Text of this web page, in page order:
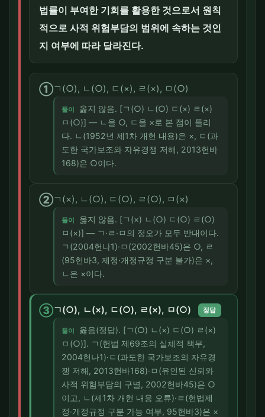
법률이 부여한 기회를 활용한 것으로서 원칙
적으로 사적 위험부담의 범위에 속하는 것인
지 여부에 따라 달라진다.
①ㄱ(○), ㄴ(○), ㄷ(×), ㄹ(×), ㅁ(○)
풀이
옳지 않음. [ㄱ(○) ㄴ(○) ㄷ(×) ㄹ(×)
ㅁ(○)] — ㄴ을 ○, ㄷ을 ×로 본 점이 틀리
다. ㄴ(1952년 제1차 개헌 내용)은 ×, ㄷ(과
도한 국가보조와 자유경쟁 저해, 2013헌바
168)은 ○이다.
②ㄱ(×), ㄴ(○), ㄷ(○), ㄹ(○), ㅁ(×)
풀이
옳지 않음. [ㄱ(×) ㄴ(○) ㄷ(○) ㄹ(○)
ㅁ(×)] — ㄱ·ㄹ·ㅁ의 정오가 모두 반대이다.
ㄱ(2004헌나1)·ㅁ(2002헌바45)은 ○, ㄹ
(95헌바3, 제정·개정규정 구분 불가)은 ×,
ㄴ은 ×이다.
③ㄱ(○), ㄴ(×), ㄷ(○), ㄹ(×), ㅁ(○) 정답
풀이
옳음(정답). [ㄱ(○) ㄴ(×) ㄷ(○) ㄹ(×)
ㅁ(○)]. ㄱ(헌법 제69조의 실체적 책무,
2004헌나1)·ㄷ(과도한 국가보조의 자유경
쟁 저해, 2013헌바168)·ㅁ(유인된 신뢰와
사적 위험부담의 구별, 2002헌바45)은 ○
이고, ㄴ(제1차 개헌 내용 오류)·ㄹ(헌법제
정·개정규정 구분 가능 여부, 95헌바3)은 ×